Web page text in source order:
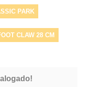
PARK
CLAW 28 CM